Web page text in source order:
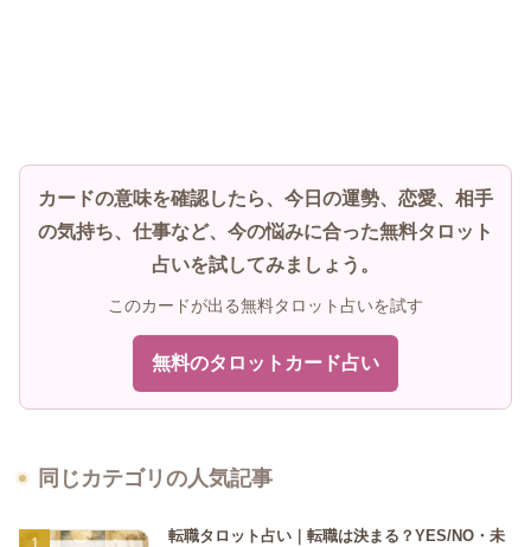
カードの意味を確認したら、今日の運勢、恋愛、相手
の気持ち、仕事など、今の悩みに合った無料タロット
占いを試してみましょう。
このカードが出る無料タロット占いを試す
無料のタロットカード占い
同じカテゴリの人気記事
転職タロット占い｜転職は決まる？YES/NO・未